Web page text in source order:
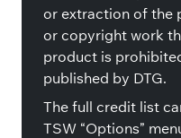
or extraction of the
or copyright work
product is
published by DTG.
The full credit list
TSW “Options”